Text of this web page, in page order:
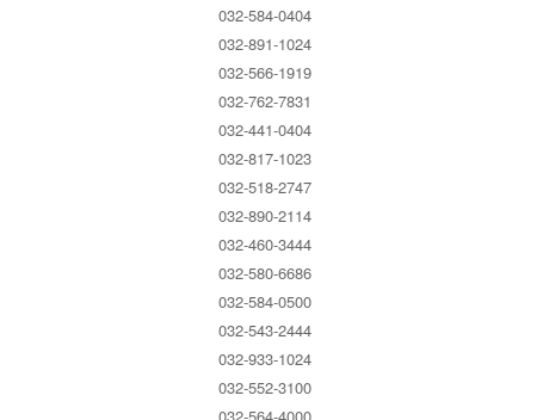
032-584-0404
032-891-1024
032-566-1919
032-762-7831
032-441-0404
032-817-1023
032-518-2747
032-890-2114
032-460-3444
032-580-6686
032-584-0500
032-543-2444
032-933-1024
032-552-3100